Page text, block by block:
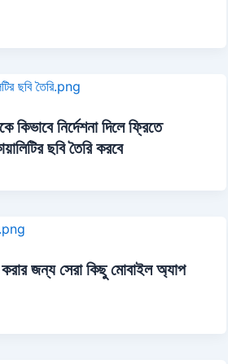
কিভাবে নির্দেশনা দিলে ফ্রিতে
ছবি তৈরি করবে
করার জন্য সেরা কিছু মোবাইল অ্যাপ